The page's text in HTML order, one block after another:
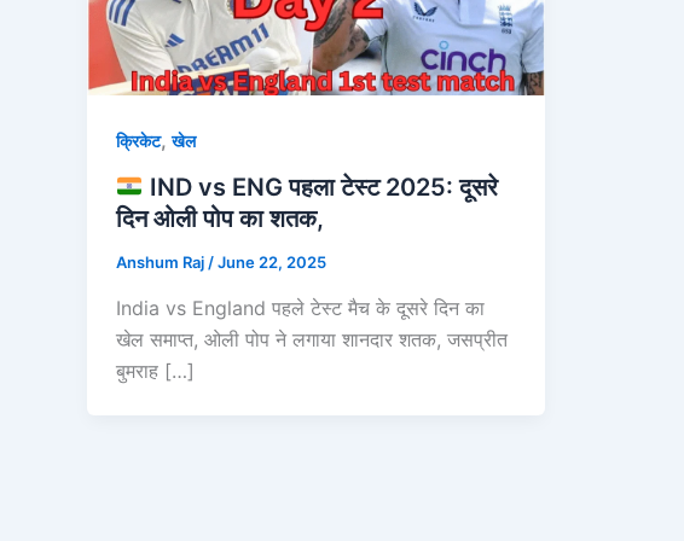
क्रिकेट,खेल
IND vs ENG पहला टेस्ट 2025: दूसरे
दिन ओली पोप का शतक,
Anshum Raj /June 22, 2025
India vs England पहले टेस्ट मैच के दूसरे दिन का
खेल समाप्त, ओली पोप ने लगाया शानदार शतक, जसप्रीत
बुमराह […]